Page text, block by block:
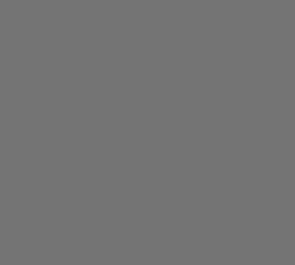
Sales Account Manager
Accounting and Reporting